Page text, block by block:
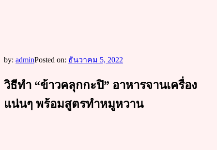
by: adminPosted on: ธันวาคม 5, 2022
วิธีทำ “ข้าวคลุกกะปิ” อาหารจานเครื่อง
แน่นๆ พร้อมสูตรทำหมูหวาน